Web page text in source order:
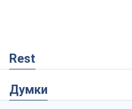
Rest
Думки